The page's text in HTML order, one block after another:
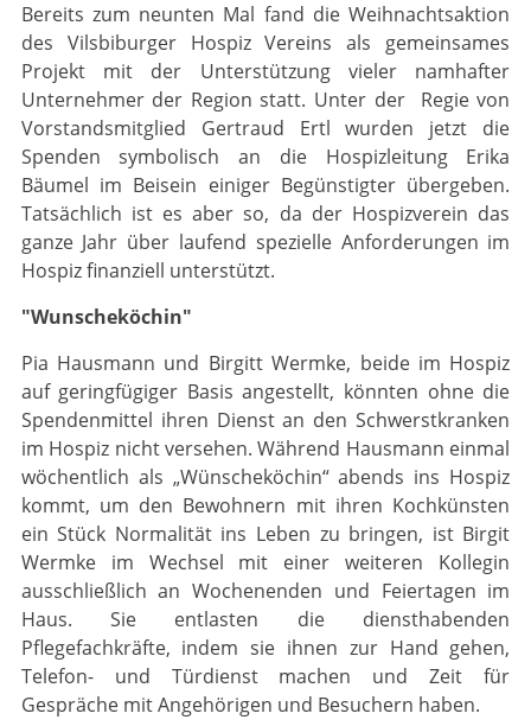
Bereits zum neunten Mal fand die Weihnachtsaktion
des Vilsbiburger Hospiz Vereins als gemeinsames
Projekt mit der Unterstützung vieler namhafter
Unternehmer der Region statt. Unter der Regie von
Vorstandsmitglied Gertraud Ertl wurden jetzt die
Spenden symbolisch an die Hospizleitung Erika
Bäumel im Beisein einiger Begünstigter übergeben.
Tatsächlich ist es aber so, da der Hospizverein das
ganze Jahr über laufend spezielle Anforderungen im
Hospiz finanziell unterstützt.
"Wunscheköchin"
Pia Hausmann und Birgitt Wermke, beide im Hospiz
auf geringfügiger Basis angestellt, könnten ohne die
Spendenmittel ihren Dienst an den Schwerstkranken
im Hospiz nicht versehen. Während Hausmann einmal
wöchentlich als „Wünscheköchin“ abends ins Hospiz
kommt, um den Bewohnern mit ihren Kochkünsten
ein Stück Normalität ins Leben zu bringen, ist Birgit
Wermke im Wechsel mit einer weiteren Kollegin
ausschließlich an Wochenenden und Feier­tagen im
Haus. Sie entlasten die diensthabenden
Pflegefachkräfte, indem sie ihnen zur Hand gehen,
Telefon- und Türdienst machen und Zeit für
Gespräche mit Angehörigen und Besu­chern haben.